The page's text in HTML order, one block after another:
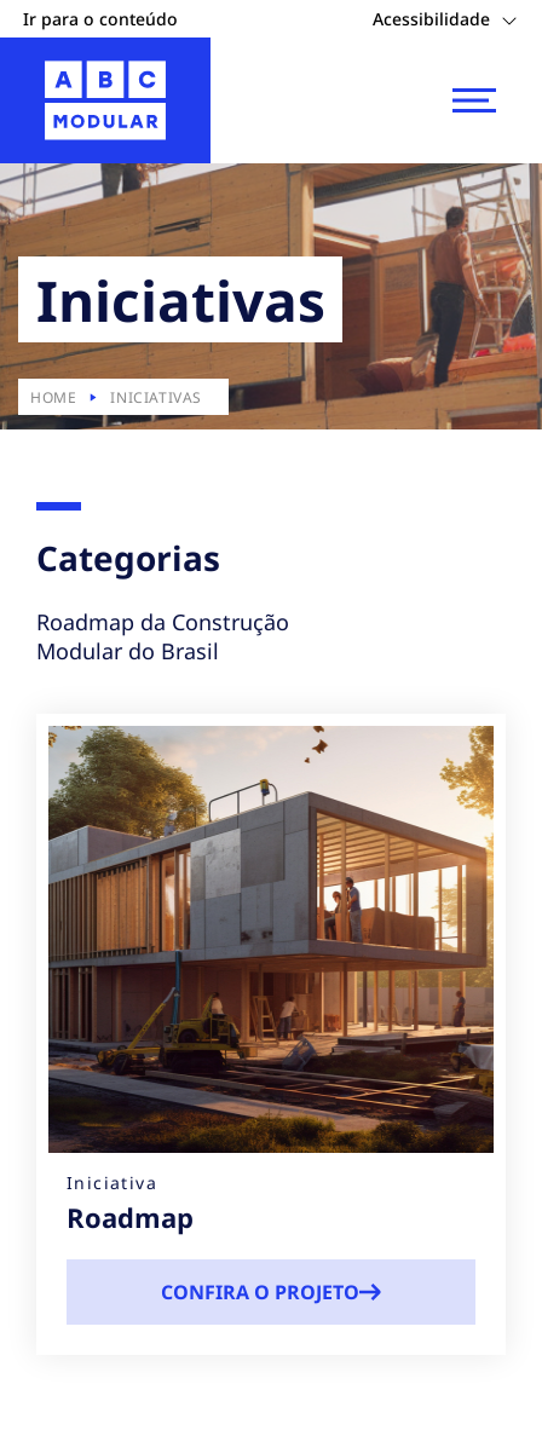
Ir para o conteúdo Acessibilidade
Iniciativas
HOME INICIATIVAS
Categorias
Roadmap da Construção
Modular do Brasil
Iniciativa
Roadmap
CONFIRA O PROJETO